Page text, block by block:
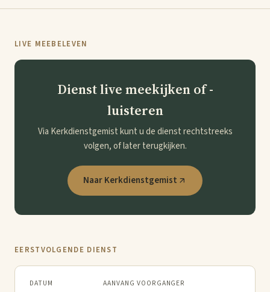
LIVE MEEBELEVEN
Dienst live meekijken of -
luisteren
Via Kerkdienstgemist kunt u de dienst rechtstreeks
volgen, of later terugkijken.
Naar Kerkdienstgemist
EERSTVOLGENDE DIENST
DATUM AANVANG VOORGANGER